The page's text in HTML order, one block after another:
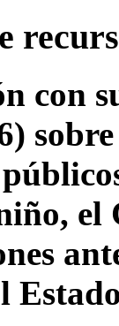
con
el